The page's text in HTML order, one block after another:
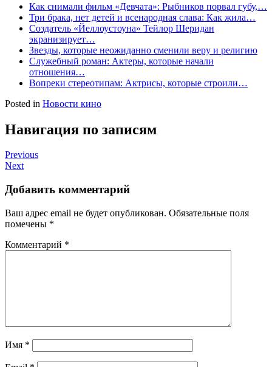
Как снимали фильм «Девчата»: Рыбников порвал губу,…
Три брака, нет детей и всенародная слава: Как жила…
Создатель «Йеллоустоуна» Тейлор Шеридан
экранизирует…
Звезды, которые неожиданно сменили веру и религию
Служебный роман: Актеры, которые начали
отношения…
Вопреки стереотипам: Актрисы, которые строили…
Posted in Новости кино
Навигация по записям
Previous
Next
Добавить комментарий
Ваш адрес email не будет опубликован. Обязательные поля
помечены *
Комментарий *
Имя *